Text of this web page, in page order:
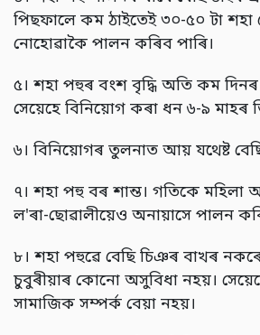
পিছফালে কম ঠাইতেই ৩০-৫০ টা
নোহোৱাকৈ পালন কৰিব পাৰি।
৫। শহা পহুৰ বংশ বৃদ্ধি অতি কম
সেয়েহে বিনিয়োগ কৰা ধন ৬-৯ মাহৰ
৬। বিনিয়োগৰ তুলনাত আয় যথেষ্ট
৭। শহা পহু বৰ শান্ত। গতিকে
ল'ৰা-ছোৱালীয়েও অনায়াসে পালন
৮। শহা পহুৱে বেছি চিঞৰ বাখৰ
চুবুৰীয়াৰ কোনো অসুবিধা নহয়।
সামাজিক সম্পৰ্ক বেয়া নহয়।